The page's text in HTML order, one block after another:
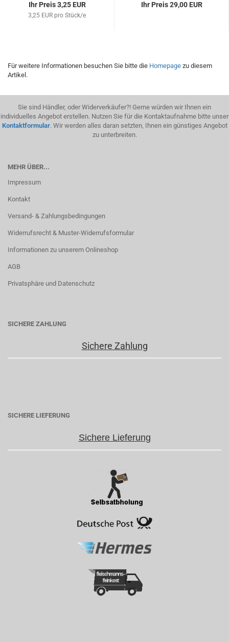
Ihr Preis 3,25 EUR
3,25 EUR pro Stück/e
Ihr Preis 29,00 EUR
Für weitere Informationen besuchen Sie bitte die Homepage zu diesem
Artikel.
Sie sind Händler, oder Widerverkäufer?! Gerne würden wir Ihnen ein
individuelles Angebot erstellen. Nutzen Sie für die Kontaktaufnahme bitte unser
Kontaktformular. Wir werden alles daran setzten, Ihnen ein günstiges Angebot
zu unterbreiten.
MEHR ÜBER...
Impressum
Kontakt
Versand- & Zahlungsbedingungen
Widerrufsrecht & Muster-Widerrufsformular
Informationen zu unserem Onlineshop
AGB
Privatsphäre und Datenschutz
SICHERE ZAHLUNG
Sichere Zahlung
SICHERE LIEFERUNG
Sichere Lieferung